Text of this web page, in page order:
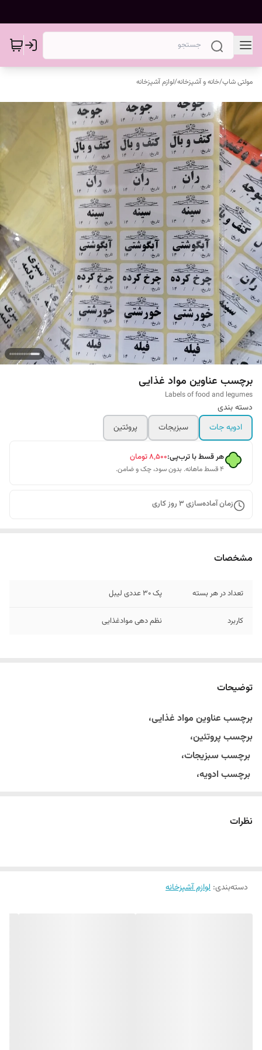
مولتی شاپ/خانه و آشپزخانه/لوازم آشپزخانه
برچسب عناوین مواد غذایی
Labels of food and legumes
دسته بندی
ادویه جات
سبزیجات پروئتین
هر قسط با ترب‌پی:۸٬۵۰۰تومان
۴ قسط ماهانه. بدون سود، چک و ضامن.
زمان آماده‌سازی 3 روز کاری
مشخصات
تعداد در هر بسته پک 30 عددی لیبل
کاربرد نظم دهی موادغذایی
توضیحات
برچسب عناوین مواد غذایی،
برچسب پروتئین،
برچسب سبزیجات،
برچسب ادویه،
نظرات
دسته‌بندی: لوازم آشپزخانه